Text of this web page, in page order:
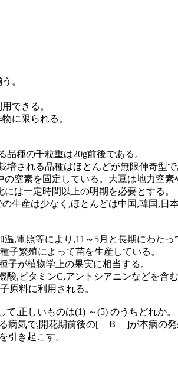
。
できる。
に限られる。
種の千粒重は20g前後である。
される品種はほとんどが無限伸奇型
窒素を固定している。大豆は地力窒
は一定時間以上の明期を必要とする。
生産は少なく,ほとんどは中国,韓国,日
,電照等により,11～5月と長期にわたっ
子繁殖によって苗を生産している。
子が植物学上の果実に相当する。
,ビタミンC,アントシアニンなどを含む
原料に利用される。
,正しいものは(1) ～(5) のうちどれか。
気で,開花期前後の[ Ｂ ]が本病の発
き起こす。